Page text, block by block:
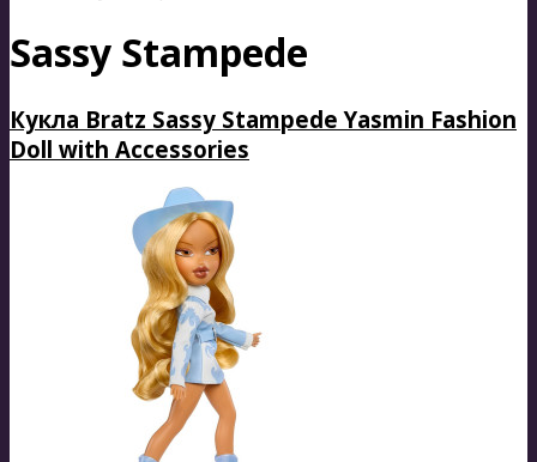
Sassy Stampede
Кукла Bratz Sassy Stampede Yasmin Fashion
Doll with Accessories